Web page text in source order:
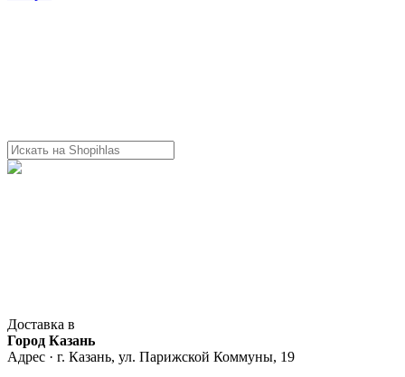
Доставка в
Город Казань
Адрес · г. Казань, ул. Парижской Коммуны, 19